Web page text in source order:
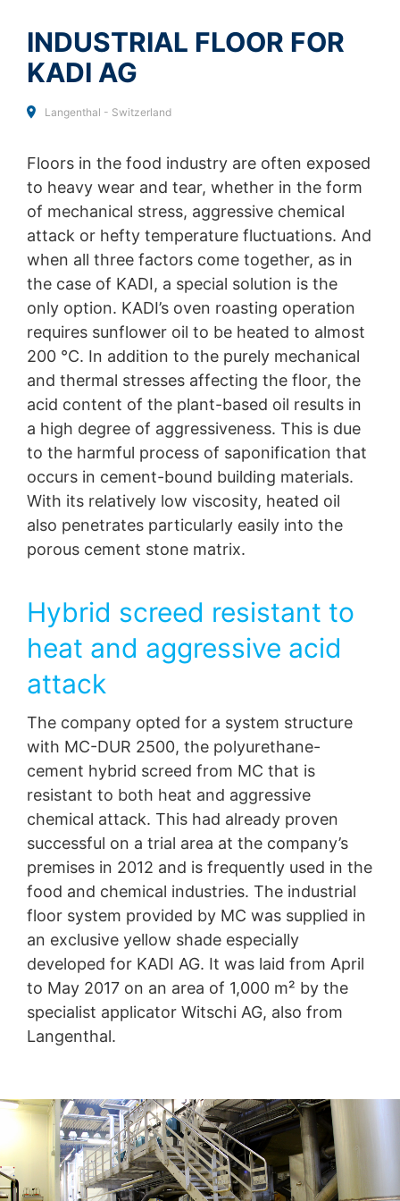
Industrial floor for a food
producer
KADI AG from Langenthal, Switzerland, is a
manufacturer of potato products and frozen
specialties that wanted to install a new commercial
oven for its French fries. However, this required a
particularly resilient industrial floor which needed to
be laid within as short a time as possible. Thanks to
the systems and know-how of MC, KADI was able to
successfully achieve its objective.
INDUSTRIAL FLOOR FOR
KADI AG
Langenthal - Switzerland
Floors in the food industry are often exposed
to heavy wear and tear, whether in the form
of mechanical stress, aggressive chemical
attack or hefty temperature fluctuations. And
when all three factors come together, as in
the case of KADI, a special solution is the
only option. KADI’s oven roasting operation
requires sunflower oil to be heated to almost
200 °C. In addition to the purely mechanical
and thermal stresses affecting the floor, the
acid content of the plant-based oil results in
a high degree of aggressiveness. This is due
to the harmful process of saponification that
occurs in cement-bound building materials.
With its relatively low viscosity, heated oil
also penetrates particularly easily into the
porous cement stone matrix.
Hybrid screed resistant to
heat and aggressive acid
attack
The company opted for a system structure
with MC-DUR 2500, the polyurethane-
cement hybrid screed from MC that is
resistant to both heat and aggressive
chemical attack. This had already proven
successful on a trial area at the company’s
premises in 2012 and is frequently used in the
food and chemical industries. The industrial
floor system provided by MC was supplied in
an exclusive yellow shade especially
developed for KADI AG. It was laid from April
to May 2017 on an area of 1,000 m² by the
specialist applicator Witschi AG, also from
Langenthal.
Възражение срещу събирането на данни
Можете да предотвратите събирането на вашите
данни от Google Analytics, като кликнете върху
отказ, за да се предотврати събирането на вашите
За повече информация как Google Analytics
обработва потребителски данни, вижте
Декларацията за поверителност на Google:
https://support.google.com/analytics/answer/600424
Изнесена обработка на данни
Сключихме споразумение с Google за възлагане на
външни изпълнители на обработката на нашите данни
и изпълняваме изцяло строгите изисквания на
германските органи за защита на данните, когато
използваме Google Analytics.
You Tube
Нашият уебсайт използва плъгини от YouTube, който
се управлява от Google.Оператор на страниците е
YouTube LLC, 901 Cherry Ave., Сан Бруно,
Калифорния 94066, САЩ. Ако посетите една от
нашите страници с приставка за YouTube, се
установява връзка със сървърите на YouTube. Тук
сървърът на YouTube е информиран за това коя от
нашите страници сте посетили. Ако сте влезли в
с личния си профил. Можете да предотвратите това,
като излезете от акаунта си в YouTube. YouTube се
използва, за да направи нашия уебсайт
привлекателен. Това представлява оправдан
интерес съгласно чл. 6 Параграф 1 (е) GDPR.
Допълнителна информация за обработката на
потребителски данни можете да намерите в
декларацията за защита на данните на YouTube на
адресhttps://www.google.de/intl/de/policies/privacy
Отмяна на вашето съгласие за обработката на
вашите данни
Някои операции по обработка на данни са възможни
само с вашето изрично съгласие.Можете да
оттеглите съгласието си по всяко време с бъдещ
ефект. Достатъчен е неформален имейл, отправящ
това искане. Данните, обработени преди да получим
вашата заявка, все още могат да бъдат законно
обработени
Право на подаване на жалби до регулаторните
органи
Ако е налице нарушение на законодателството за
защита на данните, засегнатото лице може да
подаде жалба до компетентните регулаторни
Landesbeauftragte für Datenschutz und
Informationsfreiheit NRW, Düsseldorf.
Право на преносимост на данните
Имате право да имате данни, които обработваме въз
основа на вашето съгласие или в изпълнение на
Тип на файла: PDF| Размер на файла: 0MB
CHOOSE A FILE
Тип на файла: PDF| Размер на файла:
I agree with the Privacy Policy of MC-Bauchemie
This site is protected by reCAPTCH and the GooglePrivacy Policy
and Terms of Serviceapply.
SEND